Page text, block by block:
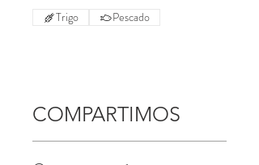
Trigo Pescado
COMPARTIMOS